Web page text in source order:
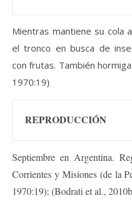
Mientras mantiene su cola
el tronco en busca de
con frutas. También
1970:19)
REPRODUCCIÓN
Septiembre en Argentina.
Corrientes y Misiones (de la
1970:19); (Bodrati et al.,